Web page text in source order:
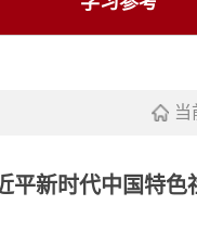
当
平新时代中国特